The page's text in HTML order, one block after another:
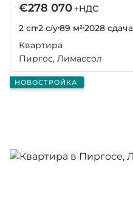
€278 070+НДС
2 сп2 с/у89 м²2028 сдача
Квартира
Пиргос, Лимассол
НОВОСТРОЙКА